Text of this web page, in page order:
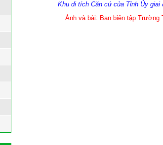
Khu di tích Căn cứ của Tỉnh Ủy giai
Ảnh và bài: Ban biên tập Trường